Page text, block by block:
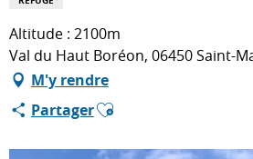
À FAIRE
SÉJOURNER
Altitude : 2100m
Val du Haut Boréon, 06450 Saint-
M'y rendre
PartagerAjouter aux favoris